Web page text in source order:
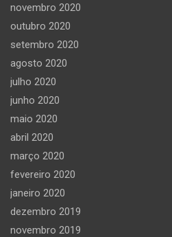
novembro 2020
outubro 2020
setembro 2020
agosto 2020
julho 2020
junho 2020
maio 2020
abril 2020
março 2020
fevereiro 2020
janeiro 2020
dezembro 2019
novembro 2019